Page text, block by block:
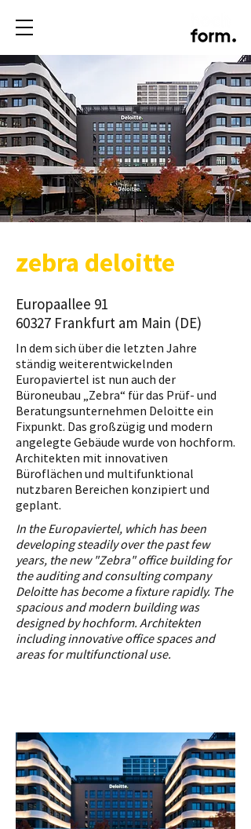
zebra deloitte
Europaallee 91
60327 Frankfurt am Main (DE)
In dem sich über die letzten Jahre
ständig weiterentwickelnden
Europaviertel ist nun auch der
Büroneubau „Zebra“ für das Prüf- und
Beratungsunternehmen Deloitte ein
Fixpunkt. Das großzügig und modern
angelegte Gebäude wurde von hochform.
Architekten mit innovativen
Büroflächen und multifunktional
nutzbaren Bereichen konzipiert und
geplant.
In the Europaviertel, which has been
developing steadily over the past few
years, the new "Zebra" office building for
the auditing and consulting company
Deloitte has become a fixture rapidly. The
spacious and modern building was
designed by hochform. Architekten
including innovative office spaces and
areas for multifunctional use.